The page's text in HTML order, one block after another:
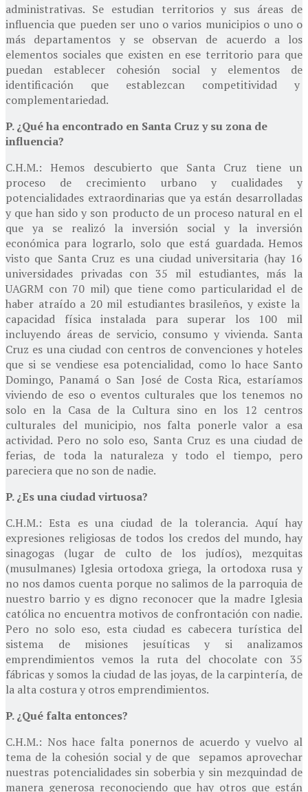
administrativas. Se estudian territorios y sus áreas de
influencia que pueden ser uno o varios municipios o uno o
más departamentos y se observan de acuerdo a los
elementos sociales que existen en ese territorio para que
puedan establecer cohesión social y elementos de
identificación que establezcan competitividad y
complementariedad.
P. ¿Qué ha encontrado en Santa Cruz y su zona de
influencia?
C.H.M.: Hemos descubierto que Santa Cruz tiene un
proceso de crecimiento urbano y cualidades y
potencialidades extraordinarias que ya están desarrolladas
y que han sido y son producto de un proceso natural en el
que ya se realizó la inversión social y la inversión
económica para lograrlo, solo que está guardada. Hemos
visto que Santa Cruz es una ciudad universitaria (hay 16
universidades privadas con 35 mil estudiantes, más la
UAGRM con 70 mil) que tiene como particularidad el de
haber atraído a 20 mil estudiantes brasileños, y existe la
capacidad física instalada para superar los 100 mil
incluyendo áreas de servicio, consumo y vivienda. Santa
Cruz es una ciudad con centros de convenciones y hoteles
que si se vendiese esa potencialidad, como lo hace Santo
Domingo, Panamá o San José de Costa Rica, estaríamos
viviendo de eso o eventos culturales que los tenemos no
solo en la Casa de la Cultura sino en los 12 centros
culturales del municipio, nos falta ponerle valor a esa
actividad. Pero no solo eso, Santa Cruz es una ciudad de
ferias, de toda la naturaleza y todo el tiempo, pero
pareciera que no son de nadie.
P. ¿Es una ciudad virtuosa?
C.H.M.: Esta es una ciudad de la tolerancia. Aquí hay
expresiones religiosas de todos los credos del mundo, hay
sinagogas (lugar de culto de los judíos), mezquitas
(musulmanes) Iglesia ortodoxa griega, la ortodoxa rusa y
no nos damos cuenta porque no salimos de la parroquia de
nuestro barrio y es digno reconocer que la madre Iglesia
católica no encuentra motivos de confrontación con nadie.
Pero no solo eso, esta ciudad es cabecera turística del
sistema de misiones jesuíticas y si analizamos
emprendimientos vemos la ruta del chocolate con 35
fábricas y somos la ciudad de las joyas, de la carpintería, de
la alta costura y otros emprendimientos.
P. ¿Qué falta entonces?
C.H.M.: Nos hace falta ponernos de acuerdo y vuelvo al
tema de la cohesión social y de que sepamos aprovechar
nuestras potencialidades sin soberbia y sin mezquindad de
manera generosa reconociendo que hay otros que están